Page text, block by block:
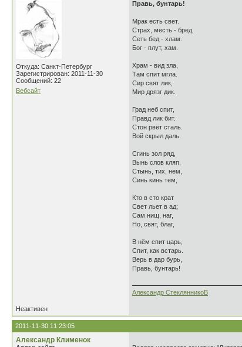
Откуда: Санкт-Петербург
Зарегистрирован: 2011-11-30
Сообщений: 22
Вебсайт
Правь, бунтарь!
Мрак есть свет.
Страх, месть - бред.
Сеть бед - хлам.
Бог - плут, хам.
Храм - вид зла,
Там спит мгла.
Сир свят лик,
Мир дрязг дик.
Град неб спит,
Правд лик бит.
Стон рвёт сталь.
Вой скрыл даль.
Сгинь зол ряд,
Вынь слов кляп,
Стынь, тих, нем,
Синь кинь тем,
Кто в сто крат
Свет льет в ад;
Сам нищ, наг,
Но, свят, благ,
В нём спит царь,
Спит, как встарь.
Верь в дар бурь,
Правь, бунтарь!
Александр СтеклянникоВ
Неактивен
2011-11-30 11:23:05
Александр Клименок